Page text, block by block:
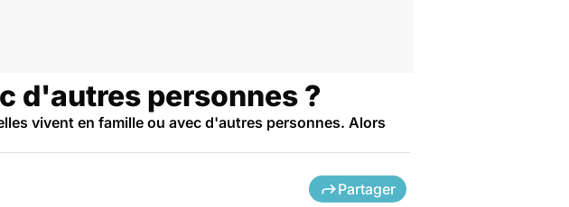
d'autres personnes ?
vivent en famille ou avec d'autres personnes. Alors
Partager